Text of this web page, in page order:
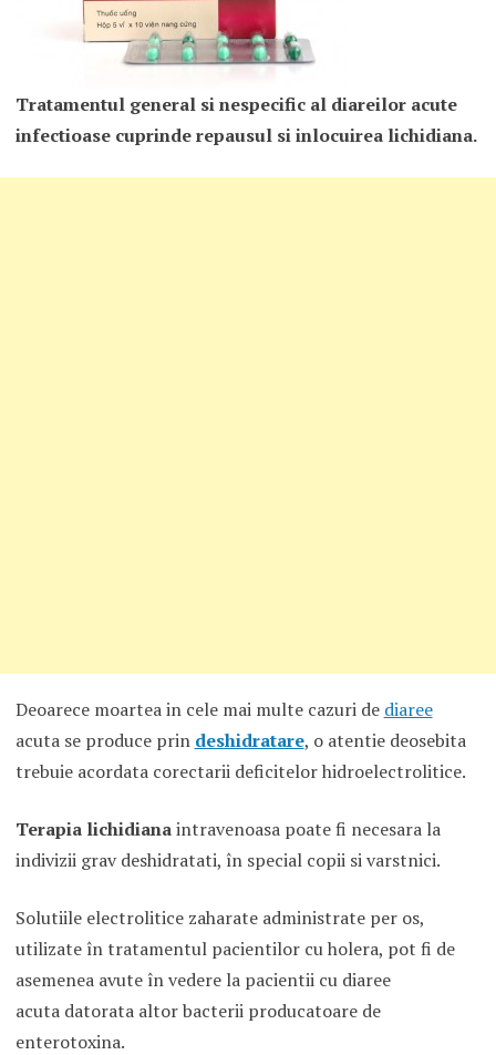
Tratamentul general si nespecific al diareilor acute
infectioasecuprinde repausul si inlocuirea lichidiana.
Deoarece moartea in cele mai multe cazuri de diaree
acuta se produce prin deshidratare, o atentie deosebita
trebuie acordata corectarii deficitelor hidroelectrolitice.
Terapia lichidianaintravenoasa poate fi necesara la
indivizii grav deshidratati, în special copii si varstnici.
Solutiile electrolitice zaharate administrate per os,
utilizate în tratamentul pacientilor cu holera, pot fi de
asemenea avute în vedere la pacientii cu diaree
acuta datorata altor bacterii producatoare de
enterotoxina.